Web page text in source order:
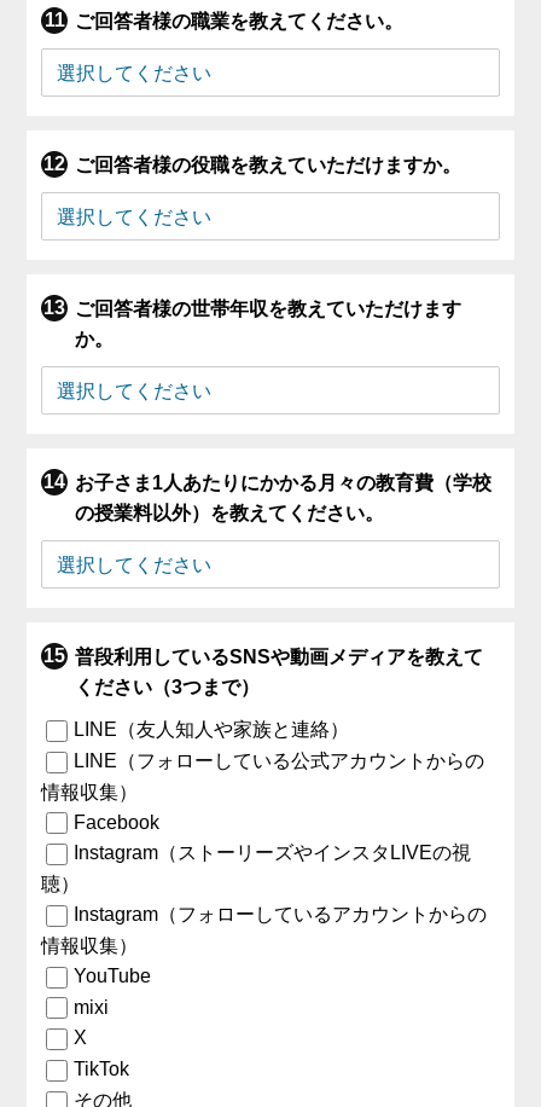
ご回答者様の職業を教えてください。
ご回答者様の役職を教えていただけますか。
ご回答者様の世帯年収を教えていただけます
か。
お子さま1人あたりにかかる月々の教育費（学校
の授業料以外）を教えてください。
普段利用しているSNSや動画メディアを教えて
ください（3つまで）
LINE（友人知人や家族と連絡）
LINE（フォローしている公式アカウントからの
情報収集）
Facebook
Instagram（ストーリーズやインスタLIVEの視
聴）
Instagram（フォローしているアカウントからの
情報収集）
YouTube
mixi
X
TikTok
その他